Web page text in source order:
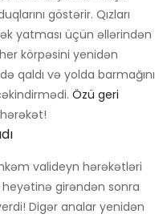
göstərir. Qızları
yatması üçün əllərindən
körpəsini yenidən
qaldı və yolda barmağını
Özü geri
valideyn hərəkətləri
girəndən sonra
Digər analar yenidən